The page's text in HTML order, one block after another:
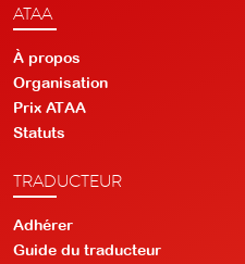
ATAA
À propos
Organisation
Prix ATAA
Statuts
TRADUCTEUR
Adhérer
Guide du traducteur